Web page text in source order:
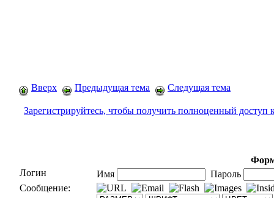
Вверх Предыдущая тема Следущая тема
Зарегистрируйтесь, чтобы получить полноценный доступ
Логин
Имя
Пароль
Сообщение: